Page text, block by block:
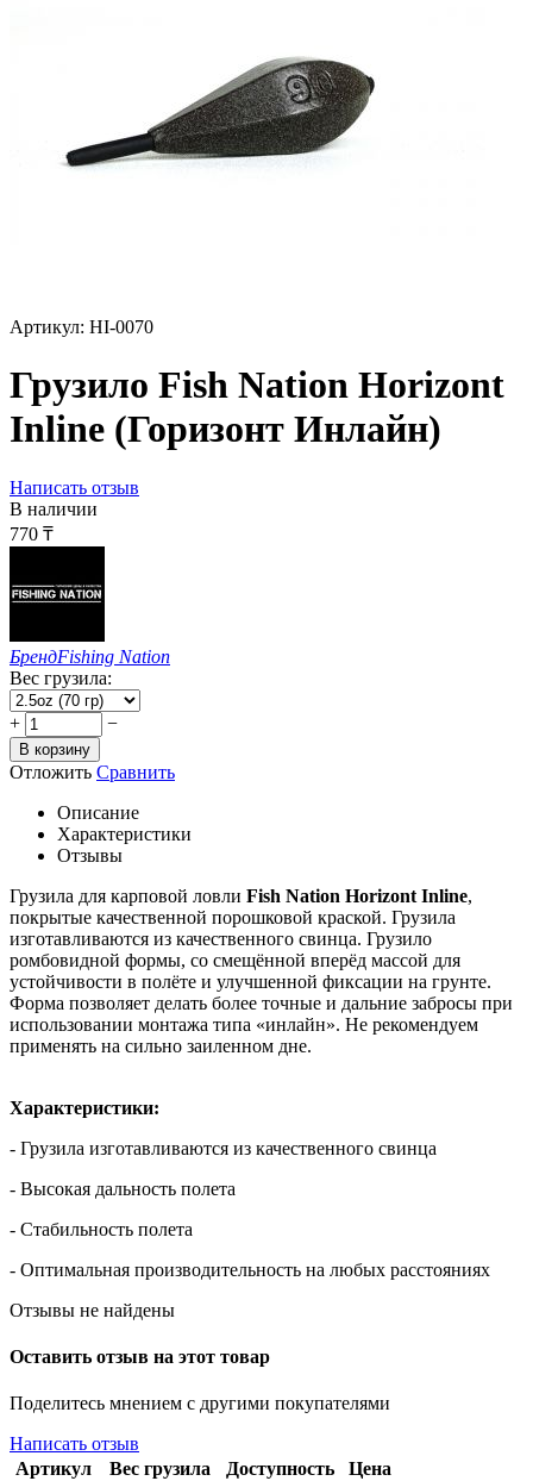
Артикул: HI-0070
Грузило Fish Nation Horizont
Inline (Горизонт Инлайн)
Написать отзыв
В наличии
770 ₸
БрендFishing Nation
Вес грузила:
+ −
В корзину
Отложить Сравнить
Описание
Характеристики
Отзывы
Грузила для карповой ловли Fish Nation Horizont Inline,
покрытые качественной порошковой краской. Грузила
изготавливаются из качественного свинца. Грузило
ромбовидной формы, со смещённой вперёд массой для
устойчивости в полёте и улучшенной фиксации на грунте.
Форма позволяет делать более точные и дальние забросы при
использовании монтажа типа «инлайн». Не рекомендуем
применять на сильно заиленном дне.
Характеристики:
- Грузила изготавливаются из качественного свинца
- Высокая дальность полета
- Стабильность полета
- Оптимальная производительность на любых расстояниях
Отзывы не найдены
Оставить отзыв на этот товар
Поделитесь мнением с другими покупателями
Написать отзыв
Артикул
Вес грузила Доступность Цена